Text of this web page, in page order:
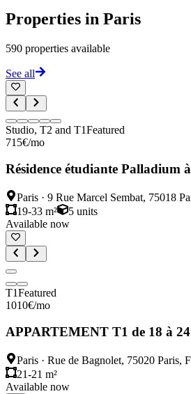
Properties in Paris
590 properties available
See all
Studio, T2 and T1Featured
715€/mo
Résidence étudiante Palladium
Paris · 9 Rue Marcel Sembat, 75018
19-33 m²
5 units
Available now
T1Featured
1010€/mo
APPARTEMENT T1 de 18 à
Paris · Rue de Bagnolet, 75020 Paris,
21-21 m²
Available now